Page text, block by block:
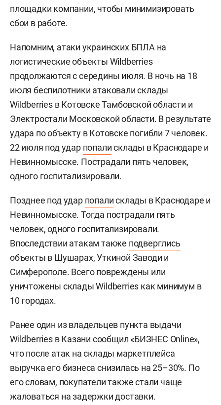
площадки компании, чтобы минимизировать
сбои в работе.
Напомним, атаки украинских БПЛА на
логистические объекты Wildberries
продолжаются с середины июля. В ночь на 18
июля беспилотники атаковалисклады
Wildberries в Котовске Тамбовской области и
Электростали Московской области. В результате
удара по объекту в Котовске погибли 7 человек.
22 июля под удар попалисклады в Краснодаре и
Невинномысске. Пострадали пять человек,
одного госпитализировали.
Позднее под удар попалисклады в Краснодаре и
Невинномысске. Тогда пострадали пять
человек, одного госпитализировали.
Впоследствии атакам также подверглись
объекты в Шушарах, Уткиной Заводи и
Симферополе. Всего повреждены или
уничтожены склады Wildberries как минимум в
10 городах.
Ранее один из владельцев пункта выдачи
Wildberries в Казани сообщил «БИЗНЕС Online»,
что после атак на склады маркетплейса
выручка его бизнеса снизилась на 25–30%. По
его словам, покупатели также стали чаще
жаловаться на задержки доставки.